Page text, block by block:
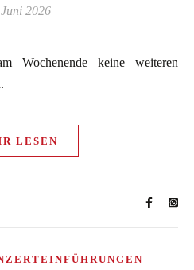
2026
LESEN